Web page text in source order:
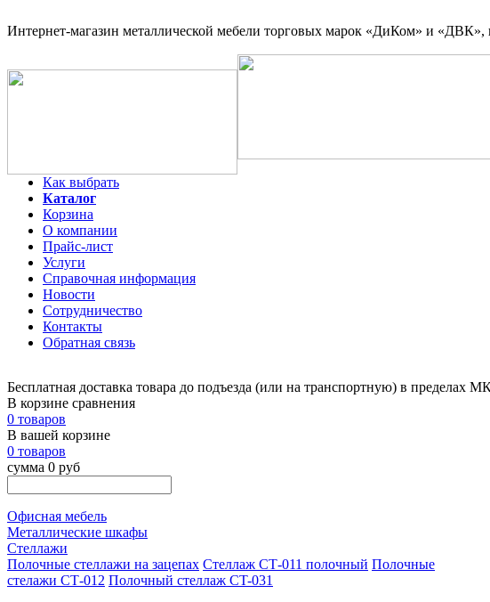
Интернет-магазин металлической мебели торговых марок «ДиКом» и «ДВК»,
Как выбрать
Каталог
Корзина
О компании
Прайс-лист
Услуги
Справочная информация
Новости
Сотрудничество
Контакты
Обратная связь
Бесплатная доставка товара до подъезда (или на транспортную) в пределах
В корзине сравнения
0 товаров
В вашей корзине
0 товаров
сумма 0 руб
Офисная мебель
Металлические шкафы
Стеллажи
Полочные стеллажи на зацепах Стеллаж СТ-011 полочный Полочные
стелажи СТ-012 Полочный стеллаж CT-031